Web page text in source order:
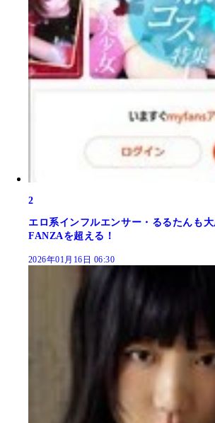
2
エロ系インフルエンサー・るるたんも
FANZAを超える！
2026年01月16日 06:30